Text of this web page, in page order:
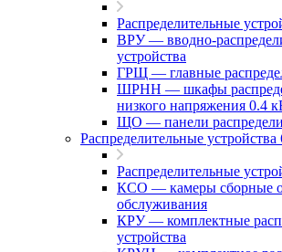
Распределительные
ВРУ — вводно-
устройства
ГРЩ — главные
ШРНН — шкафы
низкого напряжения 0.4
ЩО — панели
Распределительные
Распределительные
КСО — камеры сборные
обслуживания
КРУ — комплектные
устройства